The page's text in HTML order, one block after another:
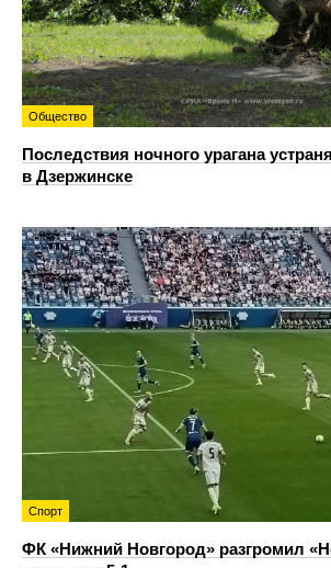
Общество
Последствия ночного урагана
в Дзержинске
Спорт
ФК «Нижний Новгород» разгромил